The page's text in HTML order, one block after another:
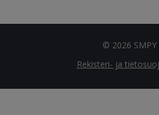
© 2026 SMPY
Rekisteri- ja